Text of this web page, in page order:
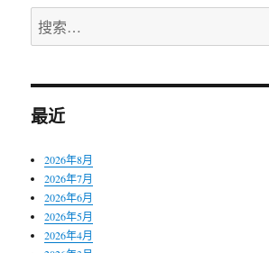
搜
索：
最近
2026年8月
2026年7月
2026年6月
2026年5月
2026年4月